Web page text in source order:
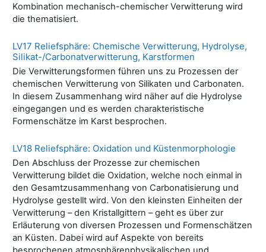
Kombination mechanisch-chemischer Verwitterung wird
die thematisiert.
LV17 Reliefsphäre: Chemische Verwitterung, Hydrolyse,
Silikat-/Carbonatverwitterung, Karstformen
Die Verwitterungsformen führen uns zu Prozessen der
chemischen Verwitterung von Silikaten und Carbonaten.
In diesem Zusammenhang wird näher auf die Hydrolyse
eingegangen und es werden charakteristische
Formenschätze im Karst besprochen.
LV18 Reliefsphäre: Oxidation und Küstenmorphologie
Den Abschluss der Prozesse zur chemischen
Verwitterung bildet die Oxidation, welche noch einmal in
den Gesamtzusammenhang von Carbonatisierung und
Hydrolyse gestellt wird. Von den kleinsten Einheiten der
Verwitterung – den Kristallgittern – geht es über zur
Erläuterung von diversen Prozessen und Formenschätzen
an Küsten. Dabei wird auf Aspekte von bereits